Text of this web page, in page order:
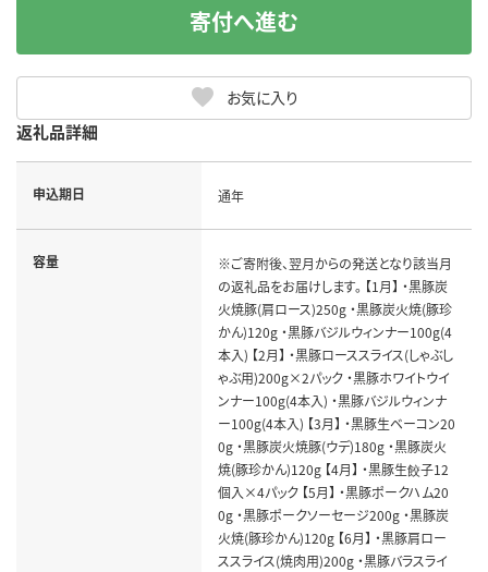
お気に入り
寄付へ進む
返礼品詳細
申込期日 通年
容量
※ご寄附後、翌月からの発送となり該当月
の返礼品をお届けします。 【1月】 ・黒豚炭
火焼豚(肩ロース)250g ・黒豚炭火焼(豚珍
かん)120g ・黒豚バジルウィンナー100g(4
本入) 【2月】 ・黒豚ローススライス(しゃぶし
ゃぶ用)200g×2パック ・黒豚ホワイトウイ
ンナー100g(4本入) ・黒豚バジルウィンナ
ー100g(4本入) 【3月】 ・黒豚生ベーコン20
0g ・黒豚炭火焼豚(ウデ)180g ・黒豚炭火
焼(豚珍かん)120g 【4月】 ・黒豚生餃子12
個入×4パック 【5月】 ・黒豚ポークハム20
0g ・黒豚ポークソーセージ200g ・黒豚炭
火焼(豚珍かん)120g 【6月】 ・黒豚肩ロー
ススライス(焼肉用)200g ・黒豚バラスライ